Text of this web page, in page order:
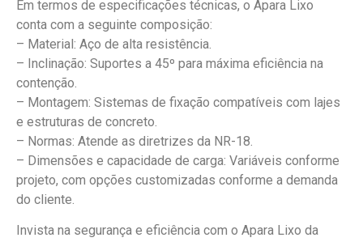
Em termos de especificações técnicas, o Apara Lixo
conta com a seguinte composição:
– Material: Aço de alta resistência.
– Inclinação: Suportes a 45º para máxima eficiência na
contenção.
– Montagem: Sistemas de fixação compatíveis com lajes
e estruturas de concreto.
– Normas: Atende as diretrizes da NR-18.
– Dimensões e capacidade de carga: Variáveis conforme
projeto, com opções customizadas conforme a demanda
do cliente.
Invista na segurança e eficiência com o Apara Lixo da